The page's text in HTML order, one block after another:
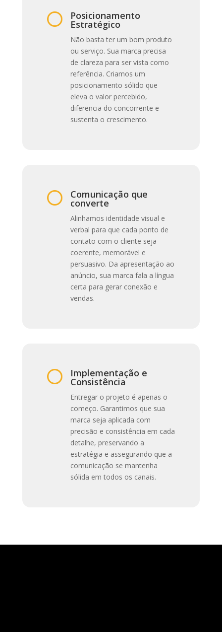
 Posicionamento
Estratégico
Não basta ter um bom produto
ou serviço. Sua marca precisa
de clareza para ser vista como
referência. Criamos um
posicionamento sólido que
eleva o valor percebido,
diferencia do concorrente e
sustenta o crescimento.
 Comunicação que
converte
Alinhamos identidade visual e
verbal para que cada ponto de
contato com o cliente seja
coerente, memorável e
persuasivo. Da apresentação ao
anúncio, sua marca fala a língua
certa para gerar conexão e
vendas.
 Implementação e
Consistência
Entregar o projeto é apenas o
começo. Garantimos que sua
marca seja aplicada com
precisão e consistência em cada
detalhe, preservando a
estratégia e assegurando que a
comunicação se mantenha
sólida em todos os canais.